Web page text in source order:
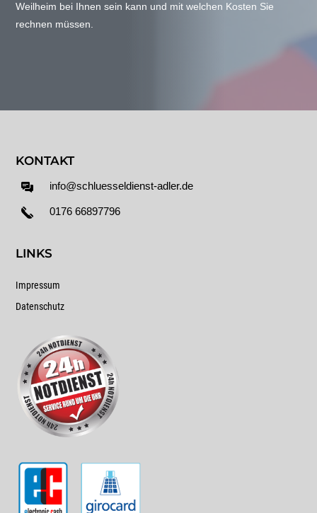
Weilheim bei Ihnen sein kann und mit welchen Kosten Sie
rechnen müssen.
KONTAKT
info@schluesseldienst-adler.de
0176 66897796
LINKS
Impressum
Datenschutz